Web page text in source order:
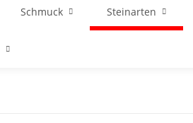
Schmuck Steinarten